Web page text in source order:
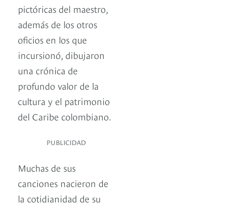
pictóricas del maestro,
además de los otros
oficios en los que
incursionó, dibujaron
una crónica de
profundo valor de la
cultura y el patrimonio
del Caribe colombiano.
PUBLICIDAD
Muchas de sus
canciones nacieron de
la cotidianidad de su